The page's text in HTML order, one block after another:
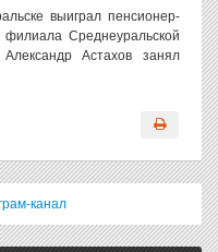
выиграл пенсионер-
Среднеуральской
Астахов занял
канал